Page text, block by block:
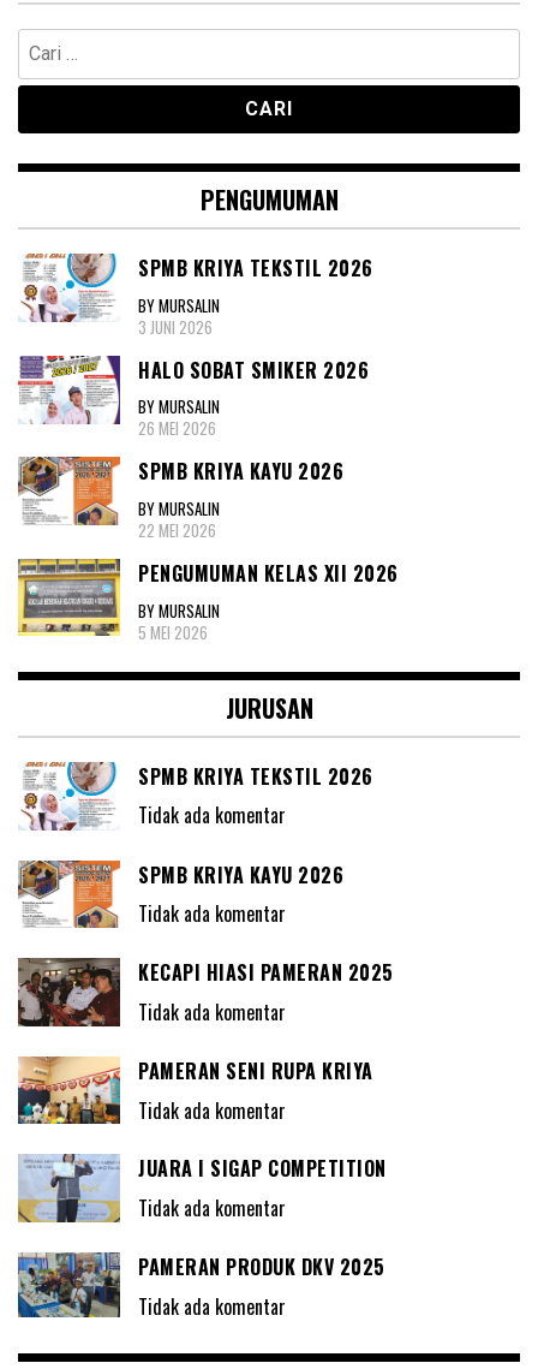
Cari
untuk:
PENGUMUMAN
SPMB KRIYA TEKSTIL 2026
BY MURSALIN
3 JUNI 2026
HALO SOBAT SMIKER 2026
BY MURSALIN
26 MEI 2026
SPMB KRIYA KAYU 2026
BY MURSALIN
22 MEI 2026
PENGUMUMAN KELAS XII 2026
BY MURSALIN
5 MEI 2026
JURUSAN
SPMB KRIYA TEKSTIL 2026
Tidak ada komentar
SPMB KRIYA KAYU 2026
Tidak ada komentar
KECAPI HIASI PAMERAN 2025
Tidak ada komentar
PAMERAN SENI RUPA KRIYA
Tidak ada komentar
JUARA I SIGAP COMPETITION
Tidak ada komentar
PAMERAN PRODUK DKV 2025
Tidak ada komentar